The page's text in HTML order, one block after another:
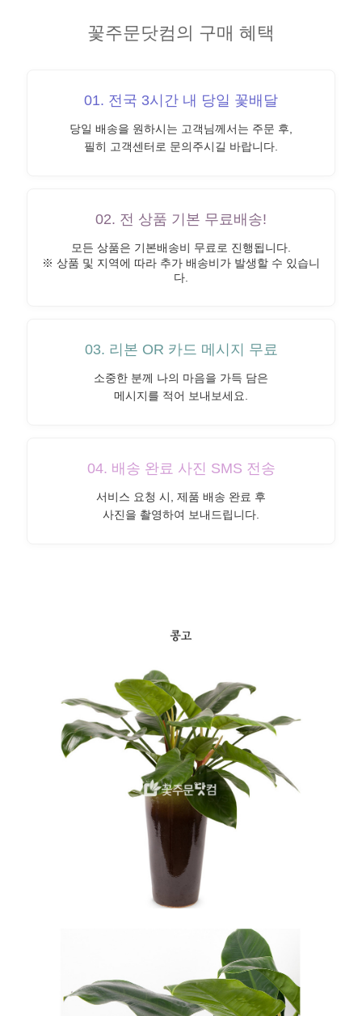
꽃주문닷컴의 구매 혜택
01. 전국 3시간 내 당일 꽃배달
당일 배송을 원하시는 고객님께서는 주문 후,
필히 고객센터로 문의주시길 바랍니다.
02. 전 상품 기본 무료배송!
모든 상품은 기본배송비 무료로 진행됩니다.
※ 상품 및 지역에 따라 추가 배송비가 발생할 수 있습니
다.
03. 리본 OR 카드 메시지 무료
소중한 분께 나의 마음을 가득 담은
메시지를 적어 보내보세요.
04. 배송 완료 사진 SMS 전송
서비스 요청 시, 제품 배송 완료 후
사진을 촬영하여 보내드립니다.